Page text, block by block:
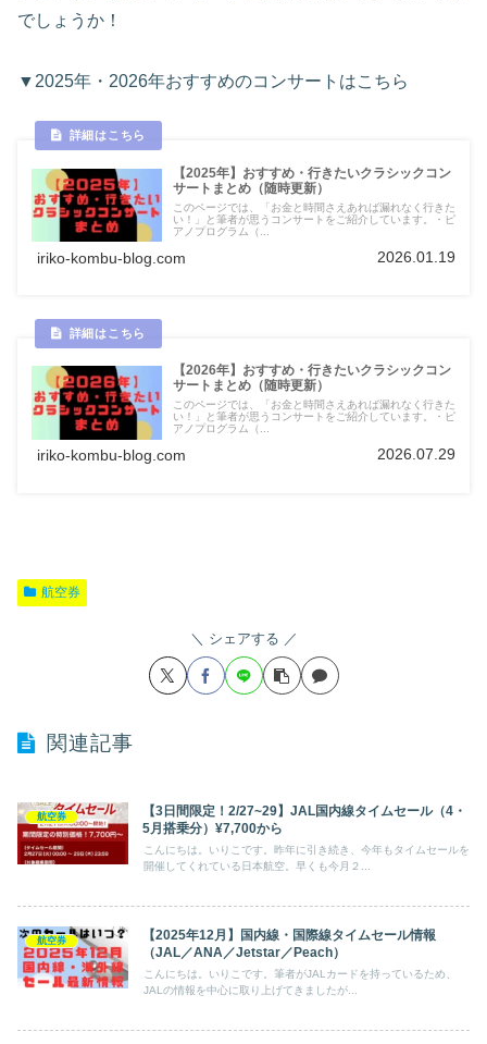
でしょうか！
▼2025年・2026年おすすめのコンサートはこちら
【2025年】おすすめ・行きたいクラシックコン
サートまとめ（随時更新）
このページでは、「お金と時間さえあれば漏れなく行きた
い！」と筆者が思うコンサートをご紹介しています。・ピ
アノプログラム（...
iriko-kombu-blog.com 2026.01.19
【2026年】おすすめ・行きたいクラシックコン
サートまとめ（随時更新）
このページでは、「お金と時間さえあれば漏れなく行きた
い！」と筆者が思うコンサートをご紹介しています。・ピ
アノプログラム（...
iriko-kombu-blog.com 2026.07.29
航空券
シェアする
関連記事
航空券
【3日間限定！2/27~29】JAL国内線タイムセール（4・
5月搭乗分）¥7,700から
こんにちは。いりこです。昨年に引き続き、今年もタイムセールを
開催してくれている日本航空。早くも今月２...
航空券
【2025年12月】国内線・国際線タイムセール情報
（JAL／ANA／Jetstar／Peach）
こんにちは。いりこです。筆者がJALカードを持っているため、
JALの情報を中心に取り上げてきましたが...